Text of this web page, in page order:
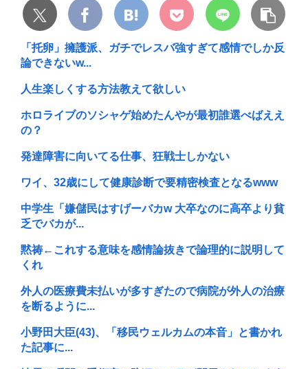
「托卵」擁護派、ガチでレスバ強すぎて感情でしか反
論できないw...
人生楽しくする方法教えて欲しい
ホロライブのソシャゲ始めたんやが最初誰選べばええ
の？
発達障害に向いてる仕事、狂戦士しかない
ワイ、32歳にして健康診断で要精密検査となるwww
中学生「嫌儲民はすげーバカw 大卒なのに高卒より貧
乏でバカが...
黙祷←これする意味を感情論抜きで論理的に説明して
くれ
外人の医療費未払いが多すぎたので病院が外人の治療
を断るように...
小野田大臣(43)、「移民ウェルカムの本音」と書かれ
た記事に...